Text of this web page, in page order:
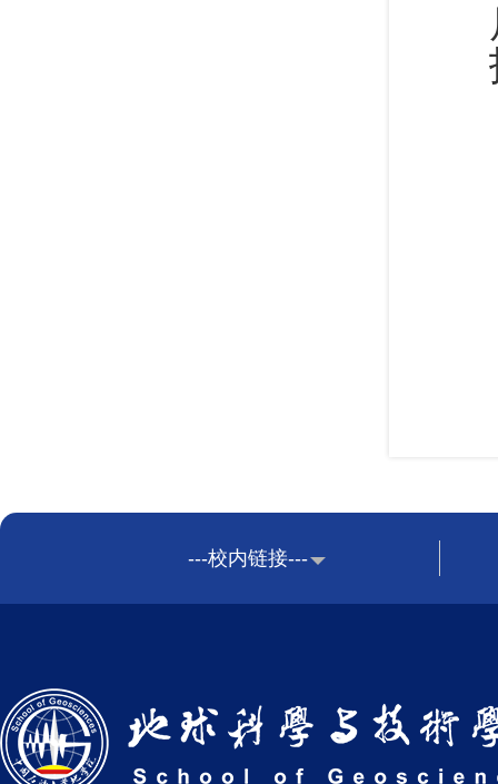
---校内链接---